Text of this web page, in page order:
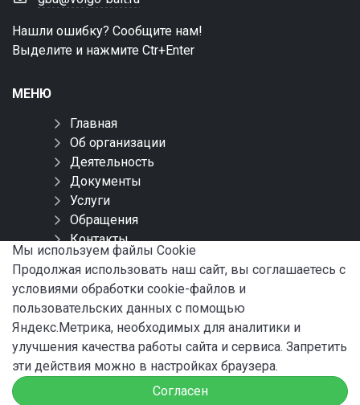
Нашли ошибку? Сообщите нам!
Выделите и нажмите Ctr+Enter
МЕНЮ
Главная
Об организации
Деятельность
Документы
Услуги
Обращения
Контакты
Карта сайта
СОЦИАЛЬНЫЕ СЕТИ
Мы используем файлы Сookie
Продолжая использовать наш сайт, вы соглашаетесь с
условиями обработки cookie-файлов и
пользовательских данных с помощью
Яндекс.Метрика, необходимых для аналитики и
улучшения качества работы сайта и сервиса. Запретить
эти действия можно в настройках браузера.
Согласен